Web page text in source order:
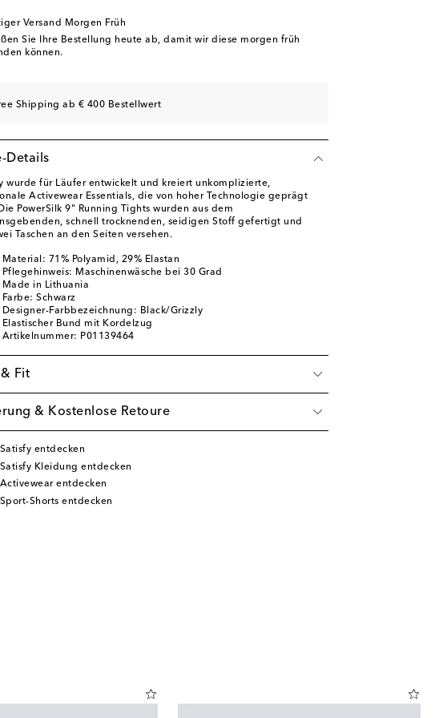
Versand Morgen Früh
Sie Ihre Bestellung heute ab, damit wir diese morgen früh
können.
Shipping ab € 400 Bestellwert
Details
wurde für Läufer entwickelt und kreiert unkomplizierte,
Activewear Essentials, die von hoher Technologie geprägt
PowerSilk 9" Running Tights wurden aus dem
schnell trocknenden, seidigen Stoff gefertigt und
Taschen an den Seiten versehen.
Material: 71% Polyamid, 29% Elastan
Pflegehinweis: Maschinenwäsche bei 30 Grad
Made in Lithuania
Farbe: Schwarz
Designer-Farbbezeichnung: Black/Grizzly
Elastischer Bund mit Kordelzug
Artikelnummer: P01139464
Fit
& Kostenlose Retoure
entdecken
Kleidung entdecken
entdecken
Shorts entdecken